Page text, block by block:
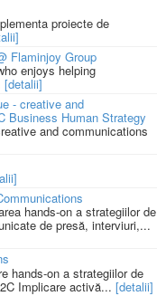
proiecte de
Flaminjoy Group
enjoys helping
[detalii]
- creative and
Business Human Strategy
and communications
hands-on a strategiilor de
de presă, interviuri,...
hands-on a strategiilor de
Implicare activă... [detalii]